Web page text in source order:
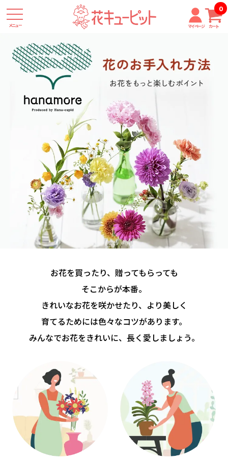
メニュー マイページ カート
0
お花を買ったり、贈ってもらっても
そこからが本番。
きれいなお花を咲かせたり、より美しく
育てるためには色々なコツがあります。
みんなでお花をきれいに、長く愛しましょう。